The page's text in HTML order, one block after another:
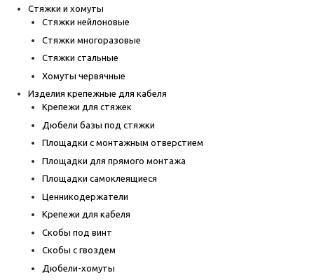
Стяжки и хомуты
Стяжки нейлоновые
Стяжки многоразовые
Стяжки стальные
Хомуты червячные
Изделия крепежные для кабеля
Крепежи для стяжек
Дюбели базы под стяжки
Площадки с монтажным отверстием
Площадки для прямого монтажа
Площадки самоклеящиеся
Ценникодержатели
Крепежи для кабеля
Скобы под винт
Скобы с гвоздем
Дюбели-хомуты